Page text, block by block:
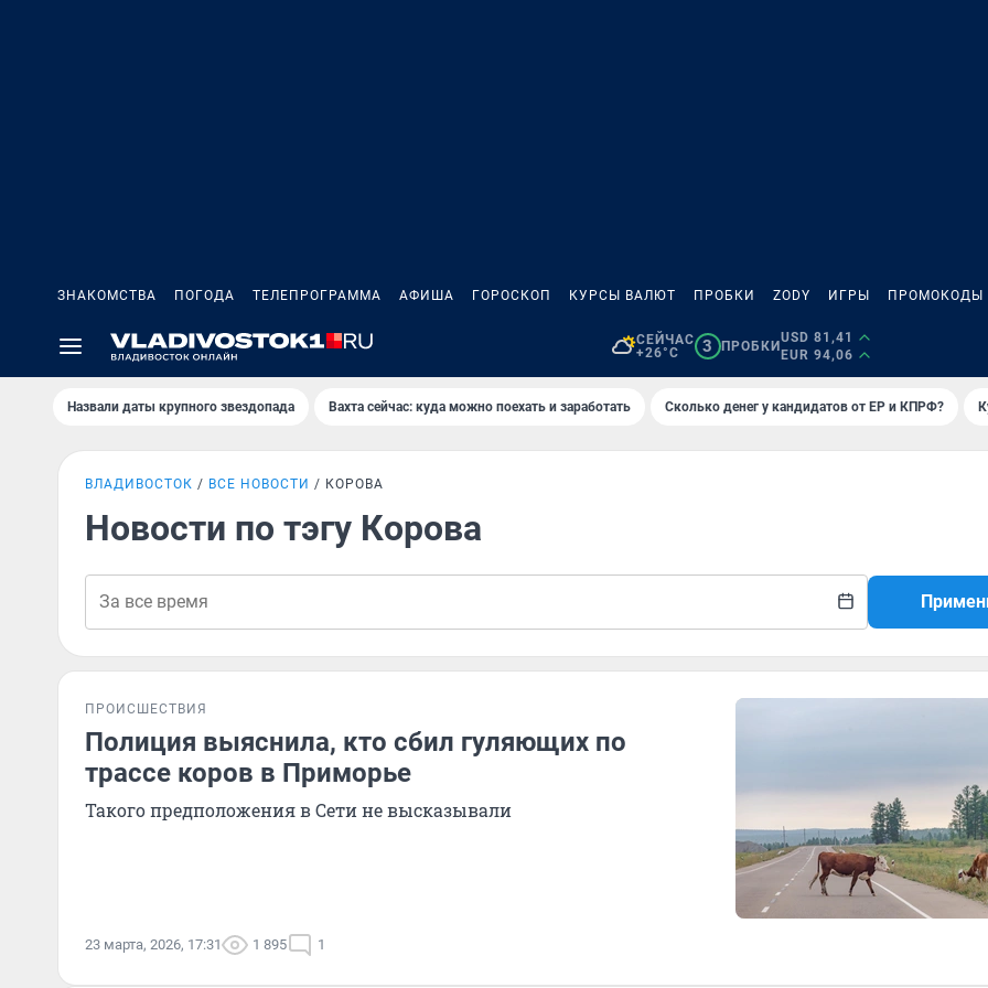
ЗНАКОМСТВА ПОГОДА ТЕЛЕПРОГРАММА АФИША ГОРОСКОП КУРСЫ ВАЛЮТ ПРОБКИ ZODY ИГРЫ ПРОМОКОДЫ
СЕЙЧАС
+26°C
3 ПРОБКИ
USD 81,41
EUR 94,06
Назвали даты крупного звездопада Вахта сейчас: куда можно поехать и заработать Сколько денег у кандидатов от ЕР и КПРФ?
ВЛАДИВОСТОК ВСЕ НОВОСТИ КОРОВА
Новости по тэгу Корова
ПРОИСШЕСТВИЯ
Полиция выяснила, кто сбил гуляющих по
трассе коров в Приморье
Такого предположения в Сети не высказывали
23 марта, 2026, 17:31 1 895 1